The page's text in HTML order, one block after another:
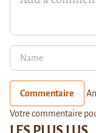
Commentaire
Votre commentaire